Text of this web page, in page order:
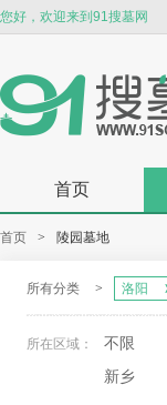
您好，欢迎来到91搜墓网
首页
首页 > 陵园墓地
所有分类 > 洛阳
所在区域： 不限
新乡